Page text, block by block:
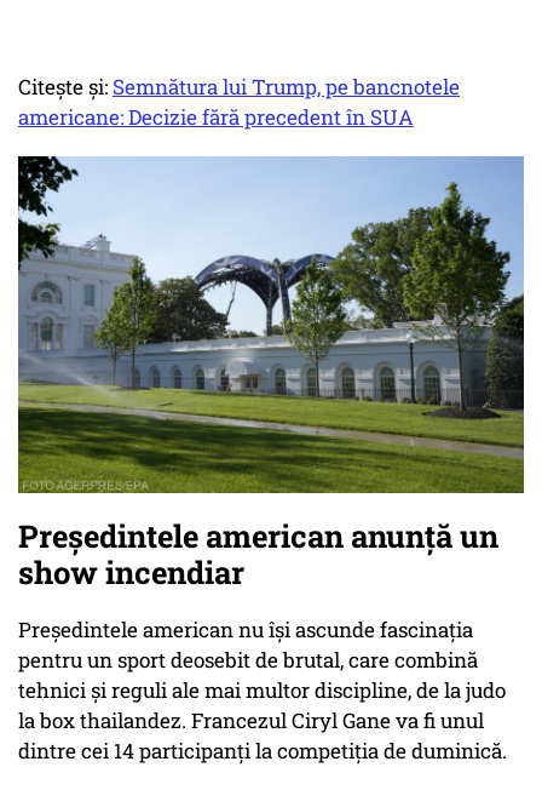
Citește și: Semnătura lui Trump, pe bancnotele
americane: Decizie fără precedent în SUA
Președintele american anunță un
show incendiar
Președintele american nu își ascunde fascinația
pentru un sport deosebit de brutal, care combină
tehnici și reguli ale mai multor discipline, de la judo
la box thailandez. Francezul Ciryl Gane va fi unul
dintre cei 14 participanți la competiția de duminică.